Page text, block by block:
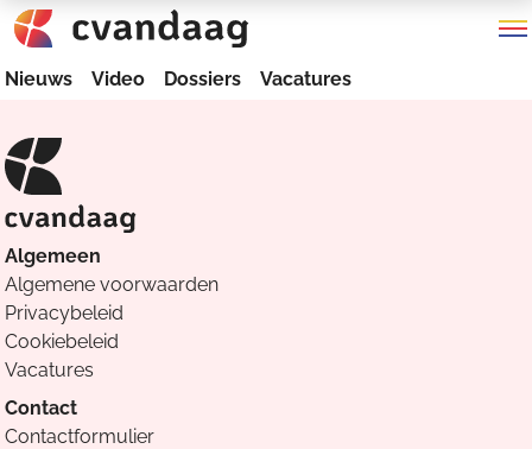
Nieuws Video Dossiers Vacatures
Algemeen
Algemene voorwaarden
Privacybeleid
Cookiebeleid
Vacatures
Contact
Contactformulier